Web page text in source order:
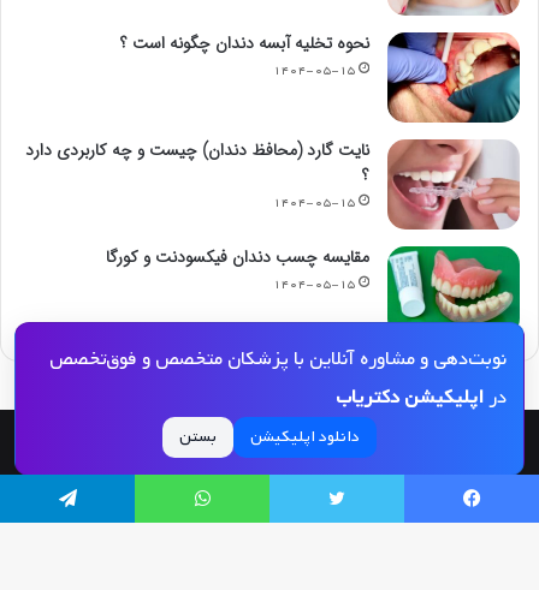
نحوه تخلیه آبسه دندان چگونه است ؟
۱۴۰۴-۰۵-۱۵
نایت گارد (محافظ دندان) چیست و چه کاربردی دارد
؟
۱۴۰۴-۰۵-۱۵
مقایسه چسب دندان فیکسودنت و کورگا
۱۴۰۴-۰۵-۱۵
نوبت‌دهی و مشاوره آنلاین با پزشکان متخصص و فوق‌تخصص
دراپلیکیشن دکتریاب
دانلود اپلیکیشن بستن
© کپی رایت 2026, کلیه حقوق مادی و معنوی این مجله و کلیه خدمات آن محفوظ و متعلق
به دکتریاب است و بازنشر مطالب این سایت تنها با ذکر منبع و لینک به این سایت مجاز
می‌باشد |
دکتریاب فیسبوک توییتر واتس آپ تلگرام